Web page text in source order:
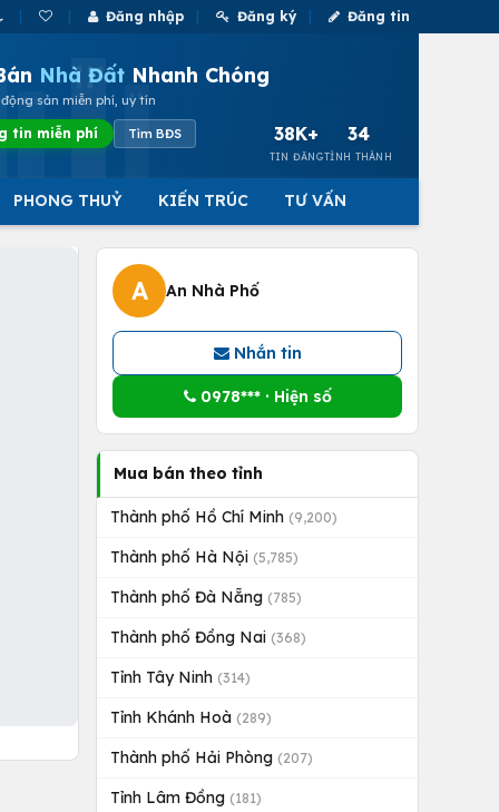
Đăng nhập Đăng ký Đăng tin
Nhà Đất Nhanh Chóng
sản miễn phí, uy tín
tin miễn phí Tìm BĐS 38K+
TIN ĐĂNG
34
TỈNH THÀNH
PHONG THUỶ KIẾN TRÚC TƯ VẤN
A An Nhà Phố
Nhắn tin
0978*** · Hiện số
Mua bán theo tỉnh
Thành phố Hồ Chí Minh (9,200)
Thành phố Hà Nội (5,785)
Thành phố Đà Nẵng (785)
Thành phố Đồng Nai (368)
Tỉnh Tây Ninh (314)
Tỉnh Khánh Hoà (289)
Thành phố Hải Phòng (207)
Tỉnh Lâm Đồng (181)